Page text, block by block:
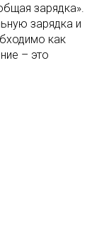
зарядка».
зарядка и
как
– это